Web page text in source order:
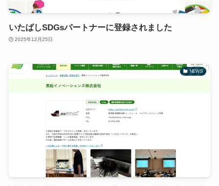
いたばしSDGsパートナーに登録されました
2025年12月25日
NEWS